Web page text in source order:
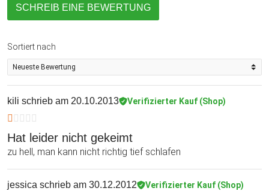
SCHREIB EINE BEWERTUNG
Sortiert nach
kili schrieb am 20.10.2013 Verifizierter Kauf (Shop)
Hat leider nicht gekeimt
zu hell, man kann nicht richtig tief schlafen
jessica schrieb am 30.12.2012 Verifizierter Kauf (Shop)